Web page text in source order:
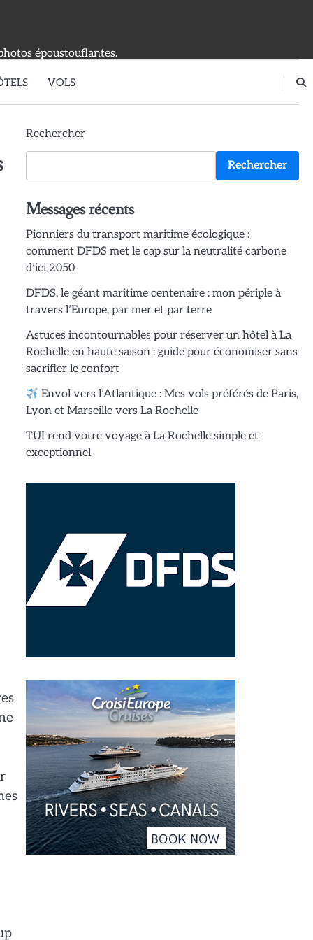
époustouflantes.
VOLS
Rechercher
Rechercher
Messages récents
Pionniers du transport maritime écologique :
comment DFDS met le cap sur la neutralité carbone
d’ici 2050
DFDS, le géant maritime centenaire : mon périple à
travers l’Europe, par mer et par terre
Astuces incontournables pour réserver un hôtel à La
Rochelle en haute saison : guide pour économiser sans
sacrifier le confort
Envol vers l’Atlantique : Mes vols préférés de Paris,
Lyon et Marseille vers La Rochelle
TUI rend votre voyage à La Rochelle simple et
exceptionnel